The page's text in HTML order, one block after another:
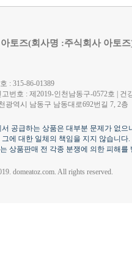
토즈(회사명 :주식회사 아토
: 315-86-01389
번호 : 제2019-인천남동구-0572호 | 건
광역시 남동구 남동대로692번길 7, 2층
공급하는 상품은 대부분 문제가 없
에 대한 일체의 책임을 지지 않습니다.
상품판매 전 각종 분쟁에 의한 피해
domeatoz.com. All rights reserved.